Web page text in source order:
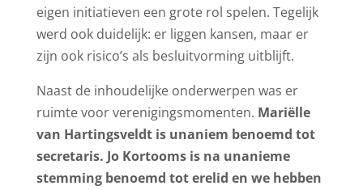
eigen initiatieven een grote rol spelen. Tegelijk
werd ook duidelijk: er liggen kansen, maar er
zijn ook risico’s als besluitvorming uitblijft.
Naast de inhoudelijke onderwerpen was er
ruimte voor verenigingsmomenten. Mariëlle
van Hartingsveldt is unaniem benoemd tot
secretaris. Jo Kortooms is na unanieme
stemming benoemd tot erelid en we hebben